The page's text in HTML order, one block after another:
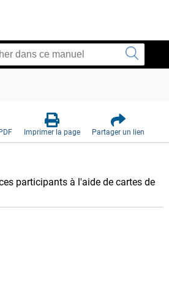
Imprimer la page Partager un lien
participants à l'aide de cartes de